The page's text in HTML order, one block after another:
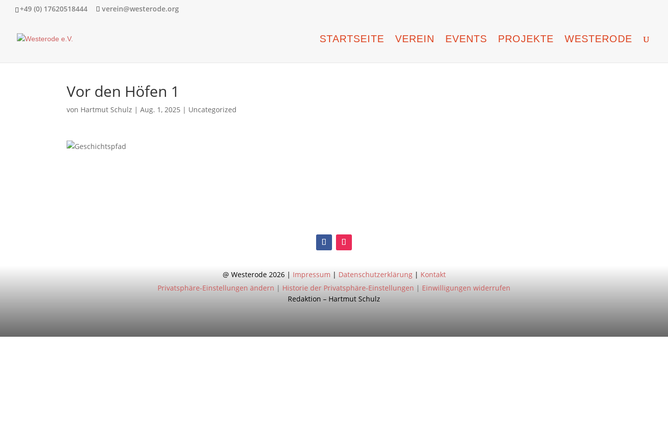
+49 (0) 17620518444 verein@westerode.org
STARTSEITE VEREIN EVENTS PROJEKTE WESTERODE
Vor den Höfen 1
von Hartmut Schulz |Aug. 1, 2025 | Uncategorized
@ Westerode 2026 | Impressum | Datenschutzerklärung| Kontakt
Privatsphäre-Einstellungen ändern | Historie der Privatsphäre-Einstellungen | Einwilligungen widerrufen
Redaktion – Hartmut Schulz